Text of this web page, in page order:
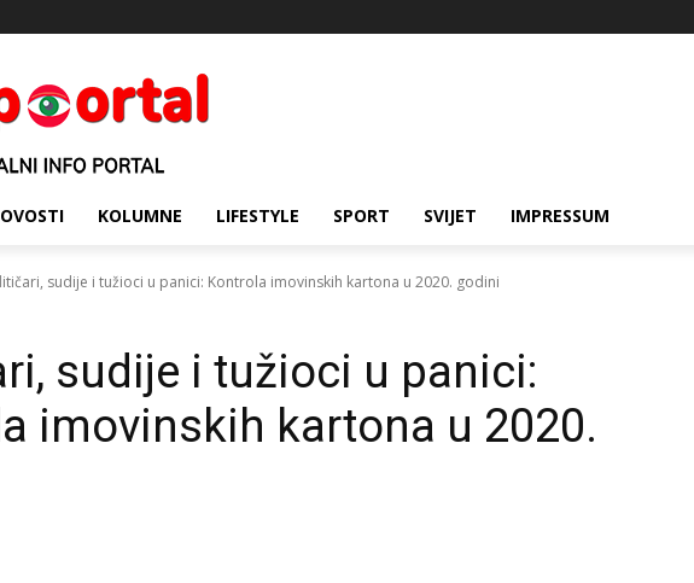
KOLUMNE LIFESTYLE SPORT SVIJET IMPRESSUM
sudije i tužioci u panici: Kontrola imovinskih kartona u 2020. godini
sudije i tužioci u panici:
imovinskih kartona u 2020.